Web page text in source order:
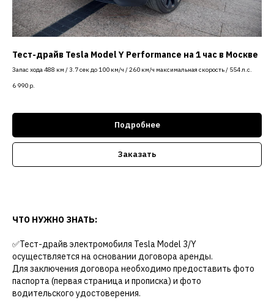
Тест-драйв Tesla Model Y Performance на 1 час в Москве
Запас хода 488 км / 3.7 сек до 100 км/ч / 260 км/ч максимальная скорость / 554 л.с.
6 990 р.
Подробнее
Заказать
ЧТО НУЖНО ЗНАТЬ:
✅Тест-драйв электромобиля Tesla Model 3/Y
осуществляется на основании договора аренды.
Для заключения договора необходимо предоставить фото
паспорта (первая страница и прописка) и фото
водительского удостоверения.